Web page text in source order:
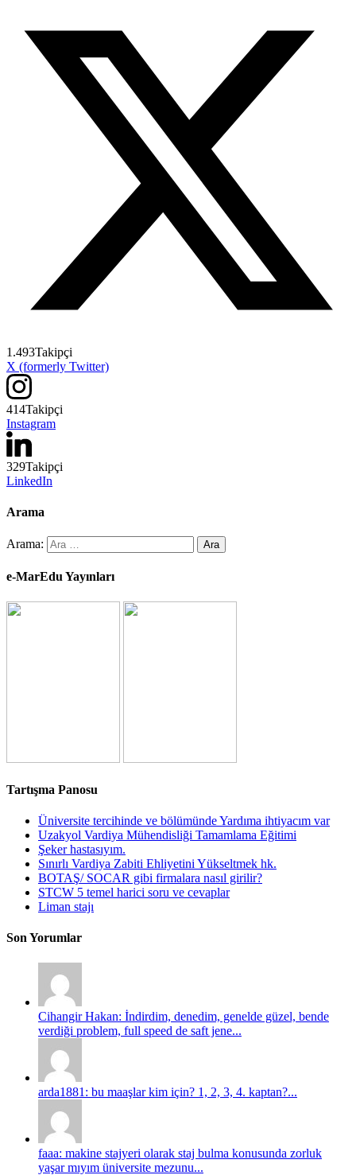
1.493Takipçi
X (formerly Twitter)
414Takipçi
Instagram
329Takipçi
LinkedIn
Arama
Arama:
e-MarEdu Yayınları
Tartışma Panosu
Üniversite tercihinde ve bölümünde Yardıma ihtiyacım var
Uzakyol Vardiya Mühendisliği Tamamlama Eğitimi
Şeker hastasıyım.
Sınırlı Vardiya Zabiti Ehliyetini Yükseltmek hk.
BOTAŞ/ SOCAR gibi firmalara nasıl girilir?
STCW 5 temel harici soru ve cevaplar
Liman stajı
Son Yorumlar
Cihangir Hakan: İndirdim, denedim, genelde güzel, bende
verdiği problem, full speed de saft jene...
arda1881: bu maaşlar kim için? 1, 2, 3, 4. kaptan?...
faaa: makine stajyeri olarak staj bulma konusunda zorluk
yaşar mıyım üniversite mezunu...